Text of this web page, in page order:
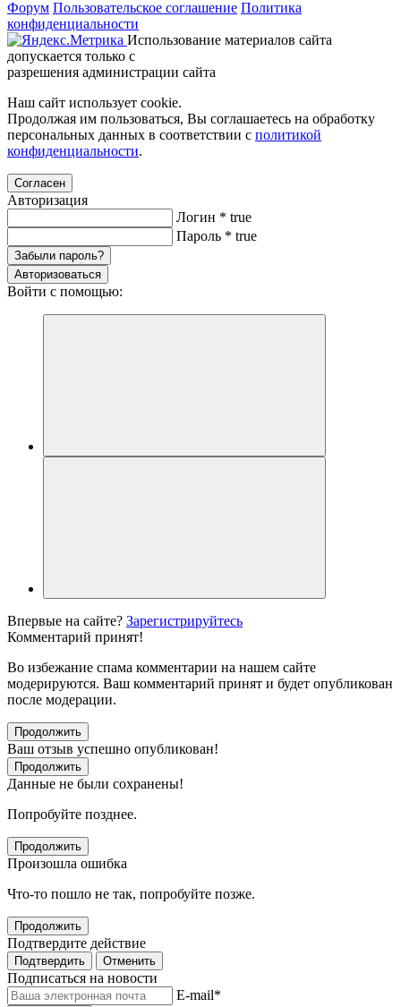
Форум Пользовательское соглашение Политика
конфиденциальности
Использование материалов сайта
допускается только с
разрешения администрации сайта
Наш сайт использует cookie.
Продолжая им пользоваться, Вы соглашаетесь на обработку
персональных данных в соответствии с политикой
конфиденциальности.
Согласен
Авторизация
Логин * true
Пароль * true
Забыли пароль?
Авторизоваться
Войти с помощью:
Впервые на сайте? Зарегистрируйтесь
Комментарий принят!
Во избежание спама комментарии на нашем сайте
модерируются. Ваш комментарий принят и будет опубликован
после модерации.
Продолжить
Ваш отзыв успешно опубликован!
Продолжить
Данные не были сохранены!
Попробуйте позднее.
Продолжить
Произошла ошибка
Что-то пошло не так, попробуйте позже.
Продолжить
Подтвердите действие
Подтвердить Отменить
Подписаться на новости
E-mail*